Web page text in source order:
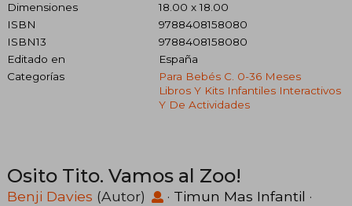
Dimensiones
18.00 x 18.00
ISBN
9788408158080
ISBN13
9788408158080
Editado en
España
Categorías
Para Bebés C. 0-36 Meses
Libros Y Kits Infantiles Interactivos
Y De Actividades
Osito Tito. Vamos al Zoo!
Benji Davies (Autor) · Timun Mas Infantil ·